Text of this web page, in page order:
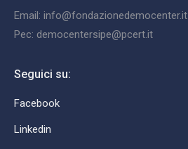
Email: info@fondazionedemocenter.it
Pec: democentersipe@pcert.it
Seguici su:
Facebook
Linkedin